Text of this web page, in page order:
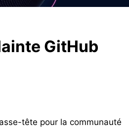
GitHub
tête pour la communauté